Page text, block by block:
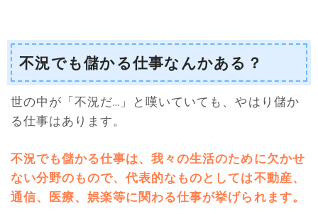
不況でも儲かる仕事なんかある？
世の中が「不況だ…」と嘆いていても、やはり儲か
る仕事はあります。
不況でも儲かる仕事は、我々の生活のために欠かせ
ない分野のもので、代表的なものとしては不動産、
通信、医療、娯楽等に関わる仕事が挙げられます。